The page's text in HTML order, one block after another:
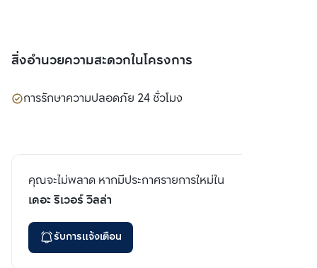
สิ่งอำนวยความสะดวกในโครงการ
การรักษาความปลอดภัย 24 ชั่วโมง
คุณจะไม่พลาด หากมีประกาศรายการใหม่ใน
เดอะ ริเวอร์ วิลล่า
รับการแจ้งเตือน